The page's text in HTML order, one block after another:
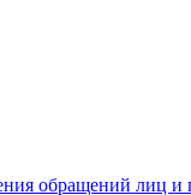
обращений лиц и